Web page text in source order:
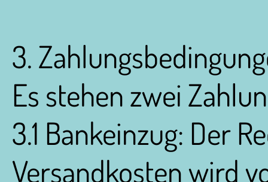
3.
Es stehen zwei
3.1 Bankeinzug: Der
Versandkosten wird